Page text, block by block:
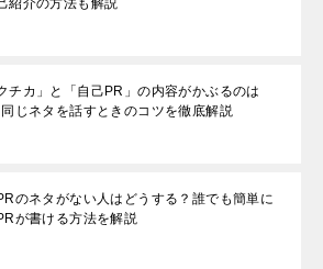
チカ」と「自己PR」の内容がかぶるのは
じネタを話すときのコツを徹底解説
のネタがない人はどうする？誰でも簡単に
が書ける方法を解説